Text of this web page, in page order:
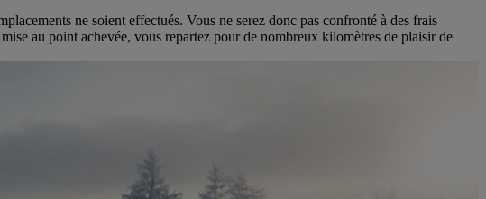
ne soient effectués. Vous ne serez donc pas confronté à des frais
au point achevée, vous repartez pour de nombreux kilomètres de plaisir de